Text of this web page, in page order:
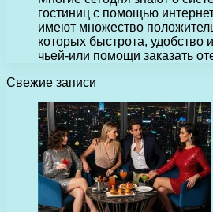
гостиниц с помощью
имеют множество
которых быстрота, удобство
чьей-или помощи заказать
Свежие записи